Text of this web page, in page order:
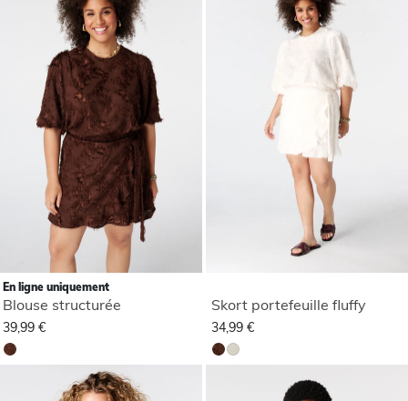
En ligne uniquement
Blouse structurée
39,99 €
Skort portefeuille fluffy
34,99 €